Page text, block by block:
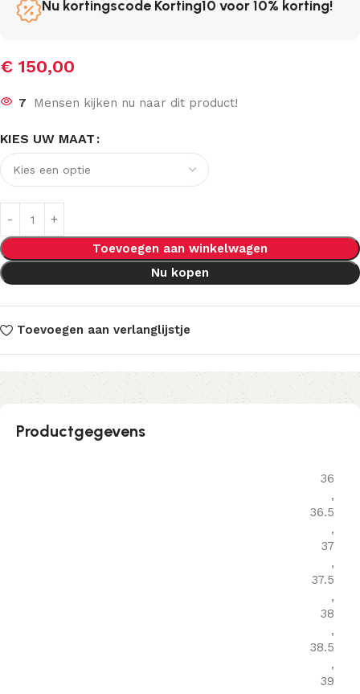
Nu kortingscode Korting10 voor 10% korting!
€ 150,00
7 Mensen kijken nu naar dit product!
KIES UW MAAT
Toevoegen aan winkelwagen
Nu kopen
Toevoegen aan verlanglijstje
Productgegevens
36
,
36.5
,
37
,
37.5
,
38
,
38.5
,
39